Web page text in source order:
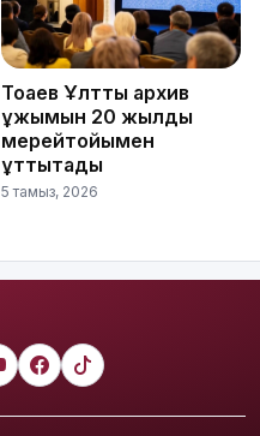
Тоқаев Ұлттық архив
ұжымын 20 жылдық
мерейтойымен
құттықтады
5 тамыз, 2026